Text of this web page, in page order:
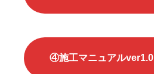
④施工マニュアルver1.0